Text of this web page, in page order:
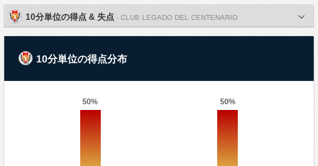
10分単位の得点 & 失点- CLUB LEGADO DEL CENTENARIO
10分単位の得点分布
50% 50%